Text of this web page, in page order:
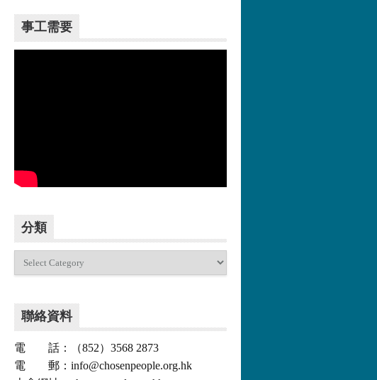
事工需要
分類
聯絡資料
電 話：（852）3568 2873
電 郵：info@chosenpeople.org.hk